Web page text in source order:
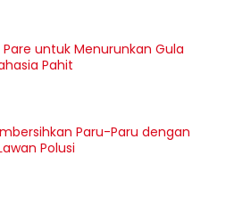
untuk Menurunkan Gula
Pahit
Paru-Paru dengan
Polusi